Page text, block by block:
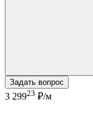
Задать вопрос
3 29923 ₽/м